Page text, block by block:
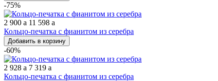
-75%
2 900 a 11 598 a
Кольцо-печатка с фианитом из серебра
Добавить в корзину
-60%
2 928 a 7 319 a
Кольцо-печатка с фианитом из серебра